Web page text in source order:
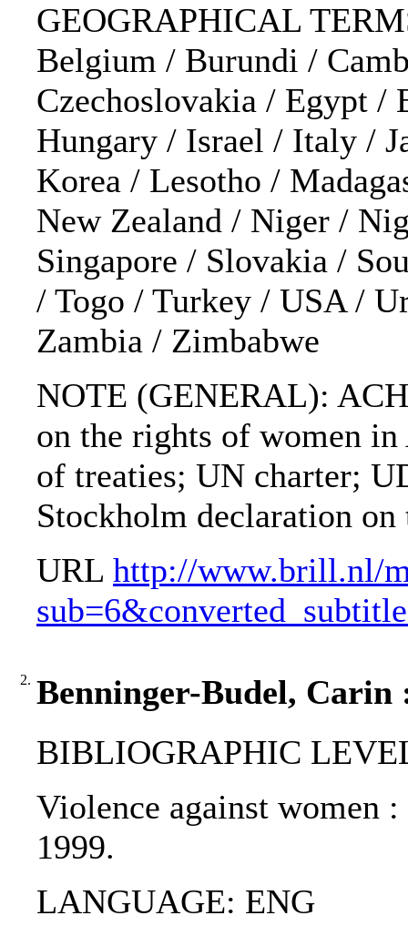
GEOGRAPHICAL
Belgium / Burundi /
Czechoslovakia / Egypt /
Hungary / Israel / Italy /
Korea / Lesotho /
New Zealand / Niger /
Singapore / Slovakia /
/ Togo / Turkey / USA /
Zambia / Zimbabwe
NOTE (GENERAL):
on the rights of women
of treaties; UN charter;
Stockholm declaration
URL http://www.brill.nl/
2. Benninger-Budel, Carin
BIBLIOGRAPHIC
Violence against women
1999.
LANGUAGE: ENG